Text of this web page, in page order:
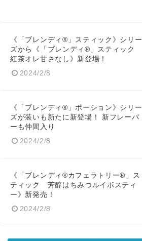
《「ブレンディ®」スティック》シリー
ズから《「ブレンディ®」スティック
紅茶オレ甘さなし》新登場！
2024/2/8
《「ブレンディ®」ポーション》シリー
ズが装いも新たに新登場！ 新フレーバ
ーも仲間入り
2024/2/8
《「ブレンディ®カフェラトリー®」ス
ティック 芳醇はちみつルイボスティ
ー》新発売！
2024/2/8